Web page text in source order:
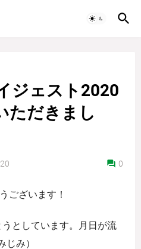
ジェスト2020
ただきまし
0
ございます！
としています。月日が流
み）